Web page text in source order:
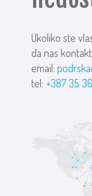
Ukoliko ste
da nas
email:
tel: +387 35